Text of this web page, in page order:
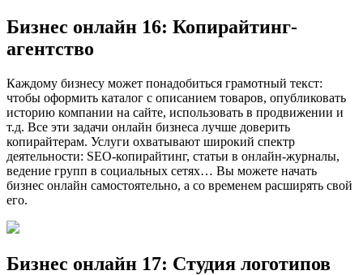
Бизнес онлайн 16: Копирайтинг-
агентство
Каждому бизнесу может понадобиться грамотный текст:
чтобы оформить каталог с описанием товаров, опубликовать
историю компании на сайте, использовать в продвижении и
т.д. Все эти задачи онлайн бизнеса лучше доверить
копирайтерам. Услуги охватывают широкий спектр
деятельности: SEO-копирайтинг, статьи в онлайн-журналы,
ведение групп в социальных сетях… Вы можете начать
бизнес онлайн самостоятельно, а со временем расширять свой
его.
Бизнес онлайн 17: Студия логотипов